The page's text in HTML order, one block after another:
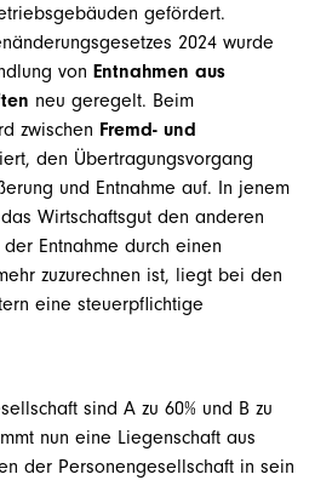
gefördert.
2024 wurde
von Entnahmen aus
neu geregelt. Beim
zwischen Fremd- und
den Übertragungsvorgang
und Entnahme auf. In jenem
Wirtschaftsgut den anderen
Entnahme durch einen
zuzurechnen ist, liegt bei den
eine steuerpflichtige
sind A zu 60% und B zu
nun eine Liegenschaft aus
der Personengesellschaft in sein